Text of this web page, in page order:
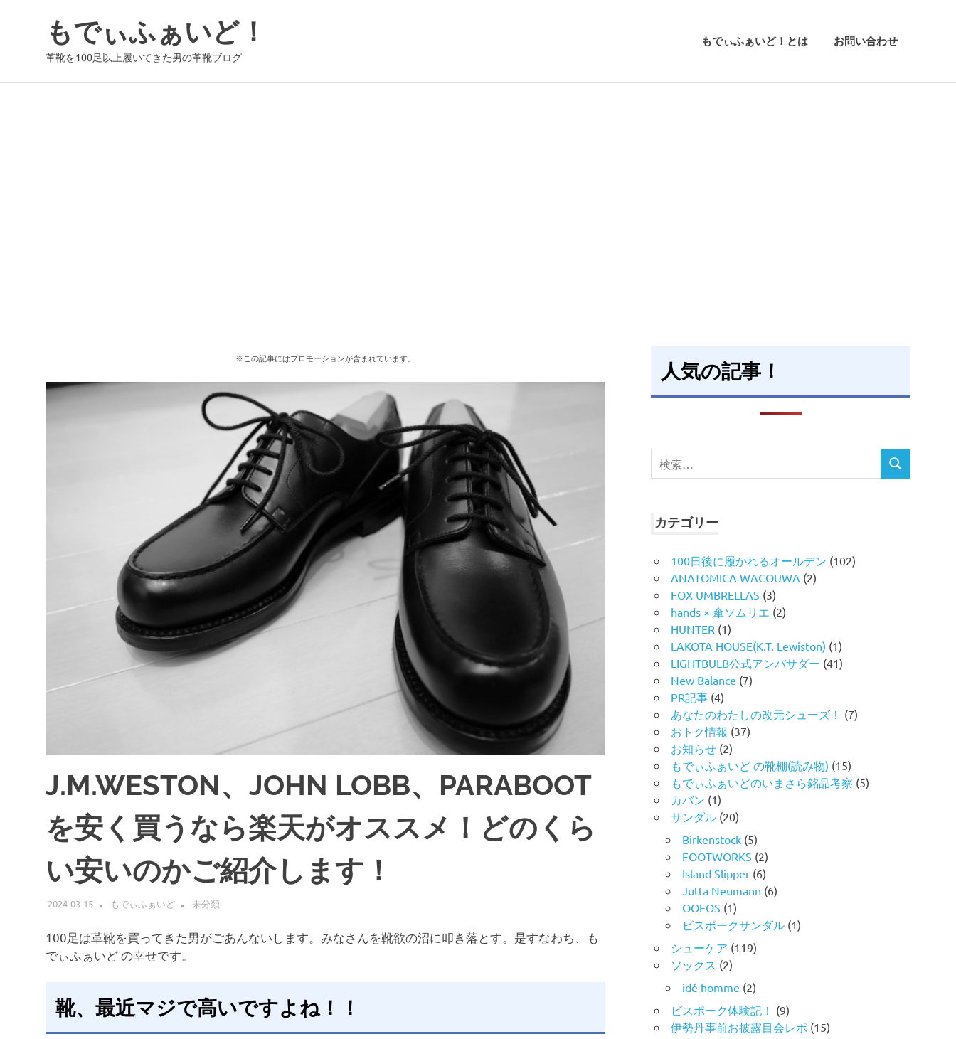
もでぃふぁいど！
革靴を100足以上履いてきた男の革靴ブログ
もでぃふぁいど！とは お問い合わせ
※この記事にはプロモーションが含まれています。
J.M.WESTON、JOHN LOBB、PARABOOT
を安く買うなら楽天がオススメ！どのくら
い安いのかご紹介します！
2024-03-15 もでぃふぁいど 未分類
100足は革靴を買ってきた男がごあんないします。みなさんを靴欲の沼に叩き落とす。是すなわち、も
でぃふぁいど の幸せです。
靴、最近マジで高いですよね！！
人気の記事！
検
索
検
カテゴリー
100日後に履かれるオールデン (102)
ANATOMICA WACOUWA (2)
FOX UMBRELLAS (3)
hands × 傘ソムリエ (2)
HUNTER (1)
LAKOTA HOUSE(K.T. Lewiston) (1)
LIGHTBULB公式アンバサダー (41)
New Balance (7)
PR記事 (4)
あなたのわたしの改元シューズ！ (7)
おトク情報 (37)
お知らせ (2)
もでぃふぁいど の靴棚(読み物) (15)
もでぃふぁいどのいまさら銘品考察 (5)
カバン (1)
サンダル (20)
Birkenstock (5)
FOOTWORKS (2)
Island Slipper (6)
Jutta Neumann (6)
OOFOS (1)
ビスポークサンダル (1)
シューケア (119)
ソックス (2)
idé homme (2)
ビスポーク体験記！ (9)
伊勢丹事前お披露目会レポ (15)